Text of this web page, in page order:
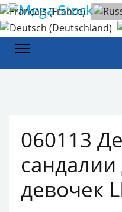
Выберите язык
Главная
060113 Детские
060113
сандалии
девочек